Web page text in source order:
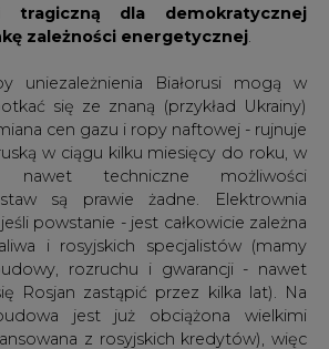
tragiczną dla demokratycznej
zależności energetycznej
uniezależnienia Białorusi mogą w
się ze znaną (przykład Ukrainy)
cen gazu i ropy naftowej - rujnuje
w ciągu kilku miesięcy do roku, w
nawet techniczne możliwości
są prawie żadne. Elektrownia
powstanie - jest całkowicie zależna
i rosyjskich specjalistów (mamy
rozruchu i gwarancji - nawet
Rosjan zastąpić przez kilka lat). Na
jest już obciążona wielkimi
z rosyjskich kredytów), więc